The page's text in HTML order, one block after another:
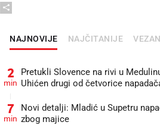
NAJNOVIJE NAJČITANIJE
2
min
Pretukli Slovence na rivi u
Uhićen drugi od četvorice
7
min
Novi detalji: Mladić u Supetru
zbog majice